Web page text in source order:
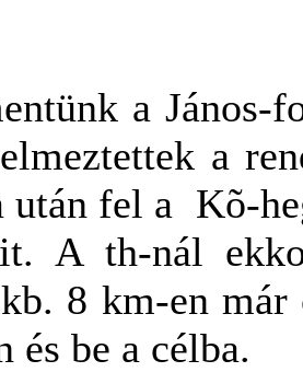
a János-
a
után fel a Kõ-
A th-nál
8 km-en
és be a célba.